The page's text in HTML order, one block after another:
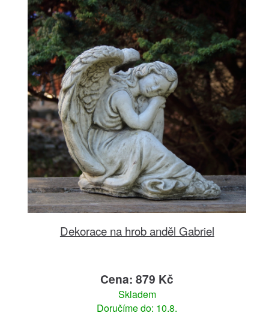
Dekorace na hrob anděl Gabriel
Cena: 879 Kč
Skladem
Doručíme do: 10.8.